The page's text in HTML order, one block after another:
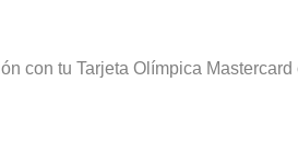
con tu Tarjeta Olímpica Mastercard